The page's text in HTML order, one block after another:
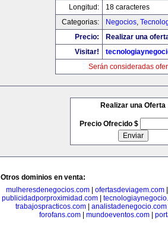
Longitud:
18 caracteres
Categorias:
Negocios,
Precio:
Realizar una
Visitar!
Serán consideradas
Realizar una Oferta
Precio Ofrecido $
Otros dominios en venta:
mulheresdenegocios.com
ofertasdeviagem.com
publicidadporproximidad.com|
trabajospracticos.com| analistadenegocio.com
forofans.com
mundoeventos.com